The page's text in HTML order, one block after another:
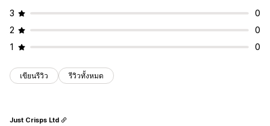
3
0
2
0
1
0
เขียนรีวิว รีวิวทั้งหมด
Just Crisps Ltd